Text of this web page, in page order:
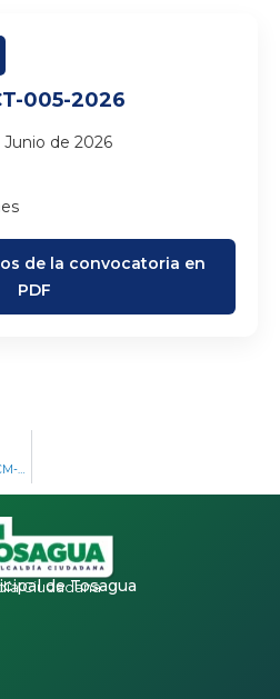
005-2026
Junio de 2026
de la convocatoria en
PDF
SESIÓN ORDINARIA Nro. PLE-CM-GADMCT-002-2026
de Tosagua
Ciudadana